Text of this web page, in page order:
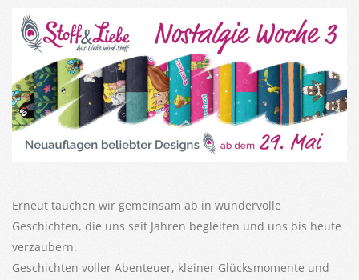
Erneut tauchen wir gemeinsam ab in wundervolle
Geschichten, die uns seit Jahren begleiten und uns bis heute
verzaubern.
Geschichten voller Abenteuer, kleiner Glücksmomente und